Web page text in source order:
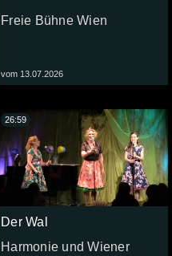
Freie Bühne Wien
vom 13.07.2026
Der Wal
Harmonie und Wiener
26:59